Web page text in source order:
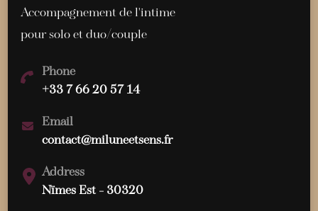
Accompagnement de l'intime
pour solo et duo/couple
Phone
+33 7 66 20 57 14
Email
contact@miluneetsens.fr
Address
Nïmes Est - 30320